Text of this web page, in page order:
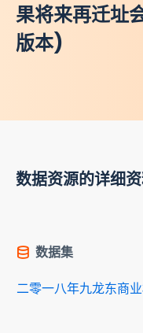
果将来再迁址
版本)
数据资源的详细
数据集
二零一八年九龙东商